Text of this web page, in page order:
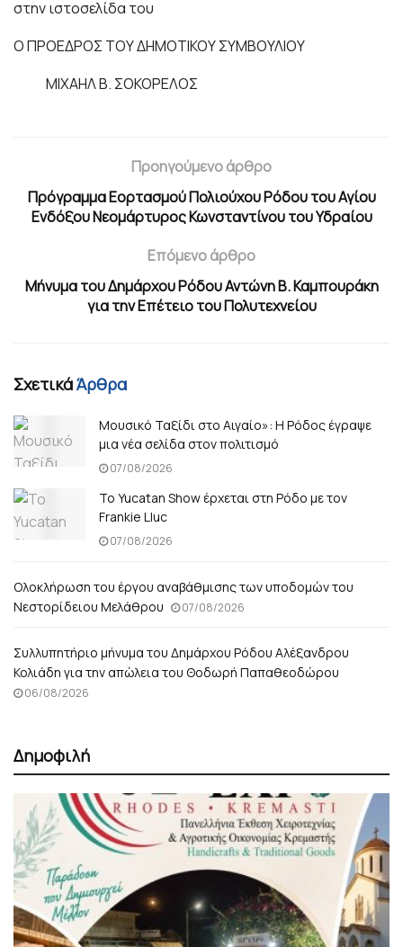
στην ιστοσελίδα του
Ο ΠΡΟΕΔΡΟΣ ΤΟΥ ΔΗΜΟΤΙΚΟΥ ΣΥΜΒΟΥΛΙΟΥ
ΜΙΧΑΗΛ Β. ΣΟΚΟΡΕΛΟΣ
Προηγούμενο άρθρο
Πρόγραμμα Εορτασμού Πολιούχου Ρόδου του Αγίου
Ενδόξου Νεομάρτυρος Κωνσταντίνου του Υδραίου
Επόμενο άρθρο
Μήνυμα του Δημάρχου Ρόδου Αντώνη Β. Καμπουράκη
για την Επέτειο του Πολυτεχνείου
ΣχετικάΆρθρα
Μουσικό Ταξίδι στο Αιγαίο»: Η Ρόδος έγραψε
μια νέα σελίδα στον πολιτισμό
07/08/2026
Το Yucatan Show έρχεται στη Ρόδο με τον
Frankie Lluc
07/08/2026
Ολοκλήρωση του έργου αναβάθμισης των υποδομών του
Νεστορίδειου Μελάθρου
07/08/2026
Συλλυπητήριο μήνυμα του Δημάρχου Ρόδου Αλέξανδρου
Κολιάδη για την απώλεια του Θοδωρή Παπαθεοδώρου
06/08/2026
Δημοφιλή